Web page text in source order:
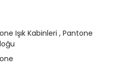
Işık Kabinleri ,Pantone